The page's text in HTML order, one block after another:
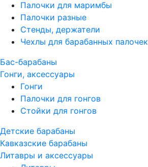
Палочки для маримбы
Палочки разные
Стенды, держатели
Чехлы для барабанных палочек
Бас-барабаны
Гонги, аксессуары
Гонги
Палочки для гонгов
Стойки для гонгов
Детские барабаны
Кавказские барабаны
Литавры и аксессуары